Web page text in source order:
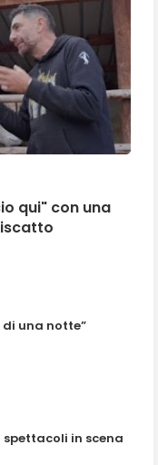
qui" con una
una notte”
spettacoli in scena